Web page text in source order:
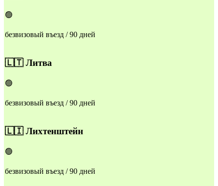
🟢
безвизовый въезд / 90 дней
🇱🇹Литва
🟢
безвизовый въезд / 90 дней
🇱🇮Лихтенштейн
🟢
безвизовый въезд / 90 дней